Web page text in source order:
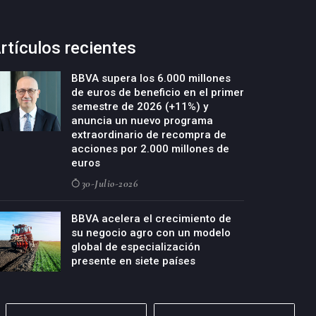
recientes
BBVA supera los 6.000 millones
de euros de beneficio en el primer
semestre de 2026 (+11%) y
anuncia un nuevo programa
extraordinario de recompra de
acciones por 2.000 millones de
euros
30-Julio-2026
BBVA acelera el crecimiento de
su negocio agro con un modelo
global de especialización
presente en siete países